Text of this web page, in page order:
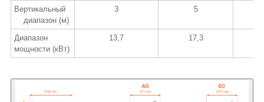
Вертикальный
диапазон (м)
3 5
Диапазон
мощности (кВт)
13,7 17,3